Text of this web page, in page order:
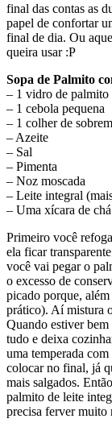
final das contas as
papel de confortar
final de dia. Ou
queira usar :P
Sopa de Palmito
– 1 vidro de palmito
– 1 cebola pequena
– 1 colher de
– Azeite
– Sal
– Pimenta
– Noz moscada
– Leite integral
– Uma xícara de
Primeiro você
ela ficar
você vai pegar o
o excesso de
picado porque, além
prático). Aí mistura
Quando estiver
tudo e deixa
uma temperada
colocar no final, já
mais salgados.
palmito de leite
precisa ferver muito